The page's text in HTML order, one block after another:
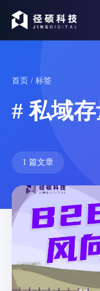
首页 / 标签
# 私域
1 篇文章